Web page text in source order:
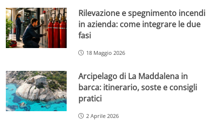
Rilevazione e spegnimento incendi
in azienda: come integrare le due
fasi
18 Maggio 2026
Arcipelago di La Maddalena in
barca: itinerario, soste e consigli
pratici
2 Aprile 2026